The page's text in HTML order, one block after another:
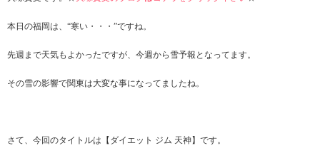
本日の福岡は、“寒い・・・”ですね。
先週まで天気もよかったですが、今週から雪予報となってます。
その雪の影響で関東は大変な事になってましたね。
さて、今回のタイトルは【ダイエット ジム 天神】です。